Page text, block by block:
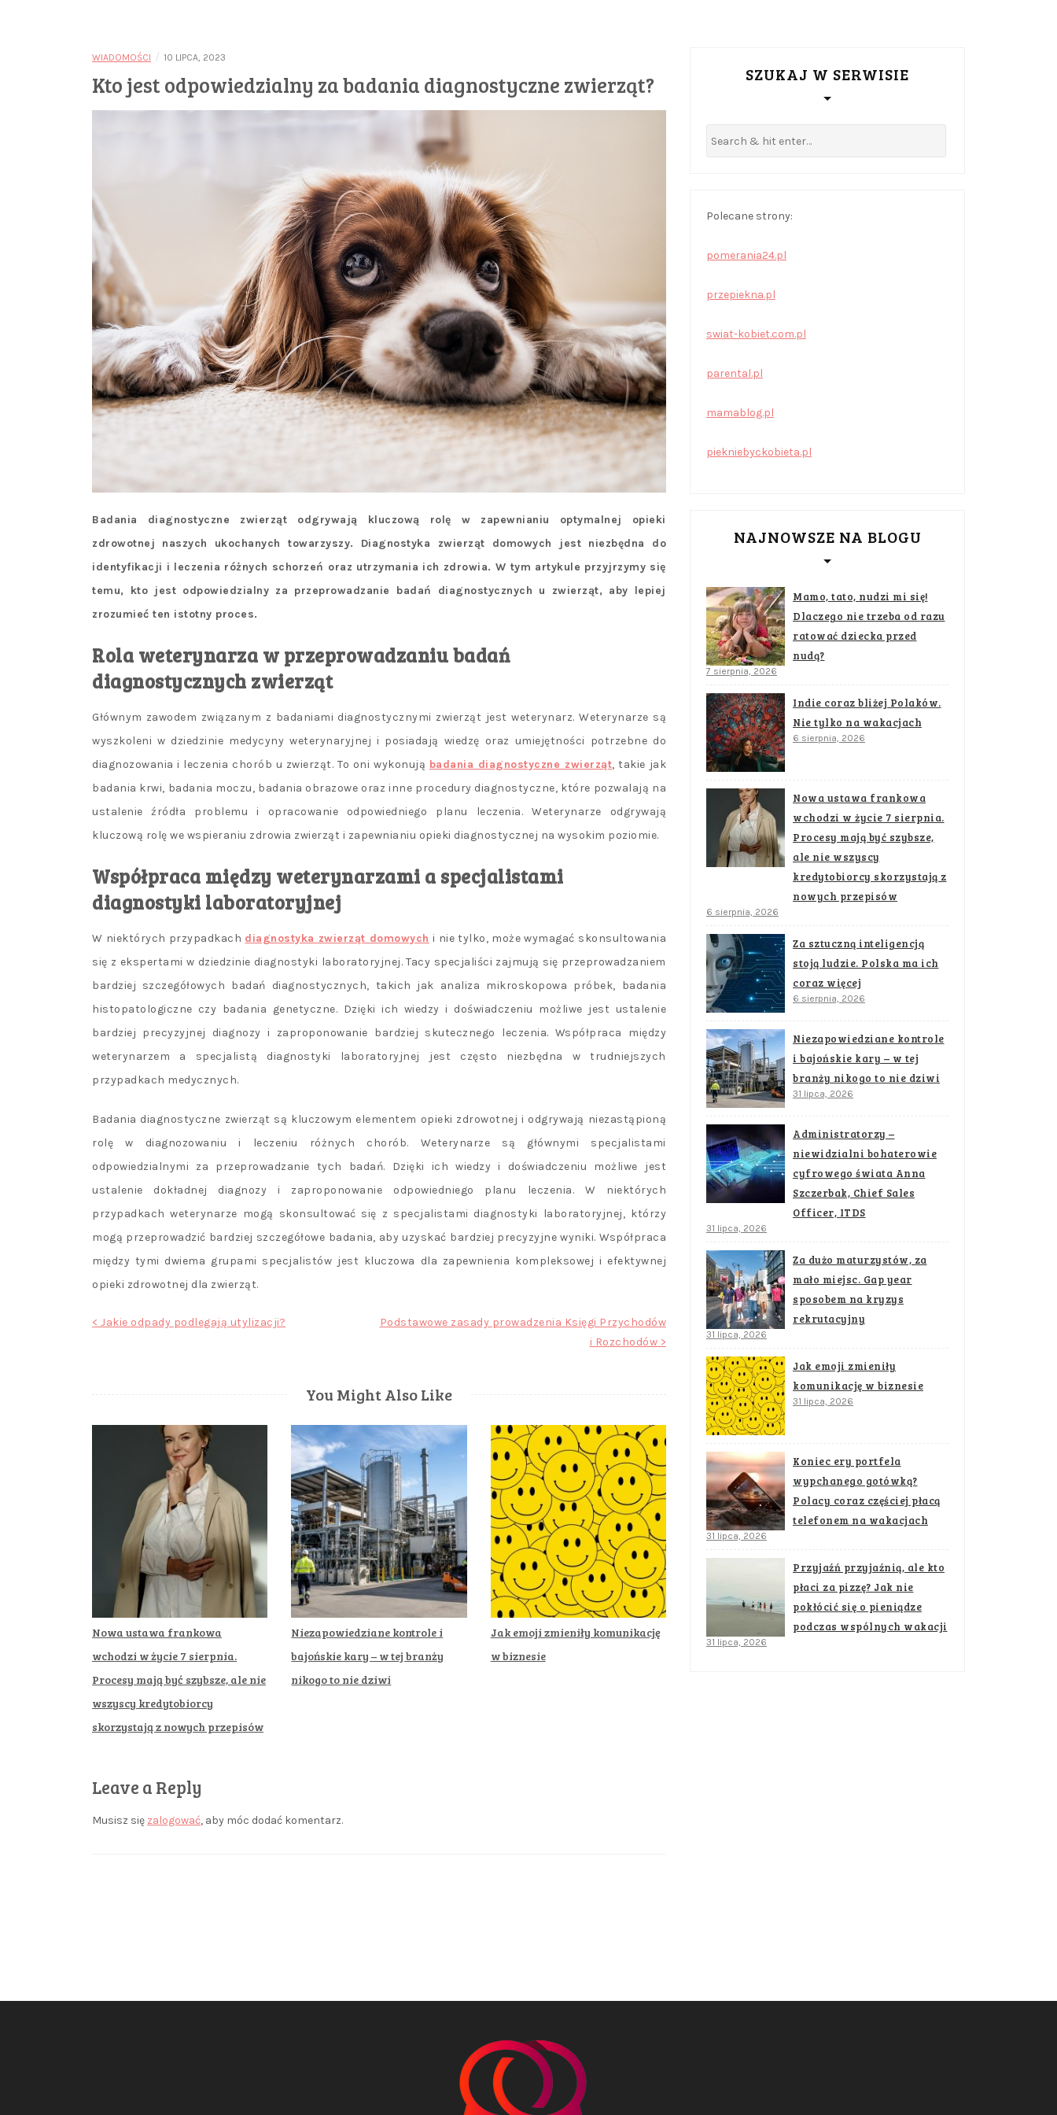
WIADOMOŚCI / 10 LIPCA, 2023
Kto jest odpowiedzialny za badania diagnostyczne zwierząt?
Badania diagnostyczne zwierząt odgrywają kluczową rolę w zapewnianiu optymalnej opieki
zdrowotnej naszych ukochanych towarzyszy. Diagnostyka zwierząt domowych jest niezbędna do
identyfikacji i leczenia różnych schorzeń oraz utrzymania ich zdrowia. W tym artykule przyjrzymy się
temu, kto jest odpowiedzialny za przeprowadzanie badań diagnostycznych u zwierząt, aby lepiej
zrozumieć ten istotny proces.
Rola weterynarza w przeprowadzaniu badań
diagnostycznych zwierząt
Głównym zawodem związanym z badaniami diagnostycznymi zwierząt jest weterynarz. Weterynarze są
wyszkoleni w dziedzinie medycyny weterynaryjnej i posiadają wiedzę oraz umiejętności potrzebne do
diagnozowania i leczenia chorób u zwierząt. To oni wykonują badania diagnostyczne zwierząt, takie jak
badania krwi, badania moczu, badania obrazowe oraz inne procedury diagnostyczne, które pozwalają na
ustalenie źródła problemu i opracowanie odpowiedniego planu leczenia. Weterynarze odgrywają
kluczową rolę we wspieraniu zdrowia zwierząt i zapewnianiu opieki diagnostycznej na wysokim poziomie.
Współpraca między weterynarzami a specjalistami
diagnostyki laboratoryjnej
W niektórych przypadkach diagnostyka zwierząt domowych i nie tylko, może wymagać skonsultowania
się z ekspertami w dziedzinie diagnostyki laboratoryjnej. Tacy specjaliści zajmują się przeprowadzaniem
bardziej szczegółowych badań diagnostycznych, takich jak analiza mikroskopowa próbek, badania
histopatologiczne czy badania genetyczne. Dzięki ich wiedzy i doświadczeniu możliwe jest ustalenie
bardziej precyzyjnej diagnozy i zaproponowanie bardziej skutecznego leczenia. Współpraca między
weterynarzem a specjalistą diagnostyki laboratoryjnej jest często niezbędna w trudniejszych
przypadkach medycznych.
Badania diagnostyczne zwierząt są kluczowym elementem opieki zdrowotnej i odgrywają niezastąpioną
rolę w diagnozowaniu i leczeniu różnych chorób. Weterynarze są głównymi specjalistami
odpowiedzialnymi za przeprowadzanie tych badań. Dzięki ich wiedzy i doświadczeniu możliwe jest
ustalenie dokładnej diagnozy i zaproponowanie odpowiedniego planu leczenia. W niektórych
przypadkach weterynarze mogą skonsultować się z specjalistami diagnostyki laboratoryjnej, którzy
mogą przeprowadzić bardziej szczegółowe badania, aby uzyskać bardziej precyzyjne wyniki. Współpraca
między tymi dwiema grupami specjalistów jest kluczowa dla zapewnienia kompleksowej i efektywnej
opieki zdrowotnej dla zwierząt.
Nawigacja
< Jakie odpady podlegają utylizacji?
Podstawowe zasady prowadzenia Księgi Przychodów
i Rozchodów >
You Might Also Like
Nowa ustawa frankowa
wchodzi w życie 7 sierpnia.
Procesy mają być szybsze, ale nie
wszyscy kredytobiorcy
skorzystają z nowych przepisów
Niezapowiedziane kontrole i
bajońskie kary – w tej branży
nikogo to nie dziwi
Jak emoji zmieniły komunikację
w biznesie
Leave a Reply
Musisz się zalogować, aby móc dodać komentarz.
SZUKAJ W SERWISIE
Polecane strony:
pomerania24.pl
przepiekna.pl
swiat-kobiet.com.pl
parental.pl
mamablog.pl
piekniebyckobieta.pl
NAJNOWSZE NA BLOGU
Mamo, tato, nudzi mi się!
Dlaczego nie trzeba od razu
ratować dziecka przed
nudą?
7 sierpnia, 2026
Indie coraz bliżej Polaków.
Nie tylko na wakacjach
6 sierpnia, 2026
Nowa ustawa frankowa
wchodzi w życie 7 sierpnia.
Procesy mają być szybsze,
ale nie wszyscy
kredytobiorcy skorzystają z
nowych przepisów
6 sierpnia, 2026
Za sztuczną inteligencją
stoją ludzie. Polska ma ich
coraz więcej
6 sierpnia, 2026
Niezapowiedziane kontrole
i bajońskie kary – w tej
branży nikogo to nie dziwi
31 lipca, 2026
Administratorzy –
niewidzialni bohaterowie
cyfrowego świata Anna
Szczerbak, Chief Sales
Officer, ITDS
31 lipca, 2026
Za dużo maturzystów, za
mało miejsc. Gap year
sposobem na kryzys
rekrutacyjny
31 lipca, 2026
Jak emoji zmieniły
komunikację w biznesie
31 lipca, 2026
Koniec ery portfela
wypchanego gotówką?
Polacy coraz częściej płacą
telefonem na wakacjach
31 lipca, 2026
Przyjaźń przyjaźnią, ale kto
płaci za pizzę? Jak nie
pokłócić się o pieniądze
podczas wspólnych wakacji
31 lipca, 2026